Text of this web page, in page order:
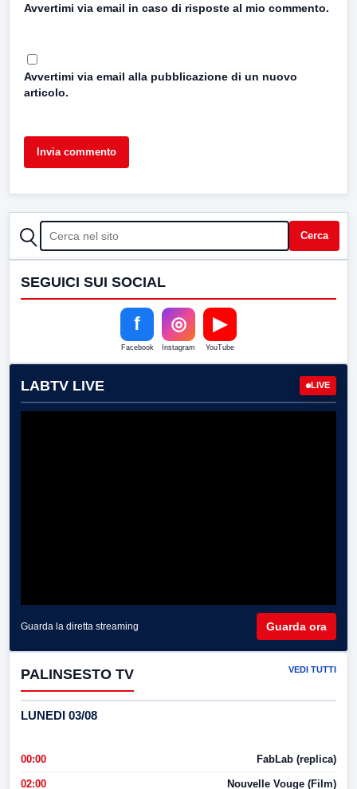
Avvertimi via email in caso di risposte al mio commento.
Avvertimi via email alla pubblicazione di un nuovo
articolo.
CERCA Cerca
SEGUICI SUI SOCIAL
f
Facebook
◎
Instagram
▶
YouTube
LABTV LIVE LIVE
Guarda la diretta streaming Guarda ora
PALINSESTO TV VEDI TUTTI
LUNEDI 03/08
00:00 FabLab (replica)
02:00 Nouvelle Vouge (Film)